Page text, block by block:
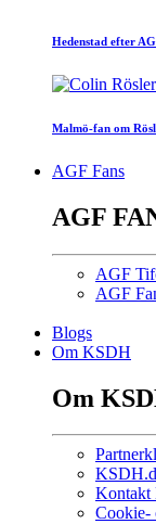
Hedenstad efter
Malmö-fan om
AGF Fans
AGF
AGF
AGF
Blogs
Om KSDH
Om
Cookie-